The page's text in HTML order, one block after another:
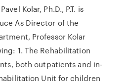
Kolar, Ph.D., P.T. is
As Director of the
Professor Kolar
1. The Rehabilitation
both outpatients and in-
Unit for children